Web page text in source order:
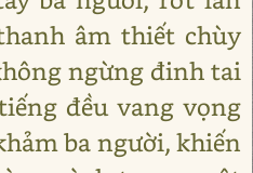
âm thiết chùy
ngừng đinh tai
đều vang vọng
ba người, khiến